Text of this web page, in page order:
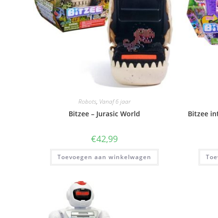
Robots, Vanaf 6 jaar
Bitzee – Jurasic World
€42,99
Toevoegen aan winkelwagen
Bitzee